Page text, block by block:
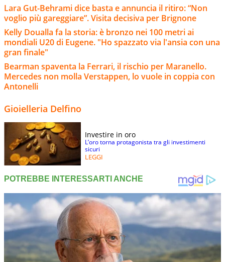
Lara Gut-Behrami dice basta e annuncia il ritiro: “Non
voglio più gareggiare”. Visita decisiva per Brignone
Kelly Doualla fa la storia: è bronzo nei 100 metri ai
mondiali U20 di Eugene. "Ho spazzato via l'ansia con una
gran finale"
Bearman spaventa la Ferrari, il rischio per Maranello.
Mercedes non molla Verstappen, lo vuole in coppia con
Antonelli
Gioielleria Delfino
Investire in oro
L’oro torna protagonista tra gli investimenti
sicuri
LEGGI